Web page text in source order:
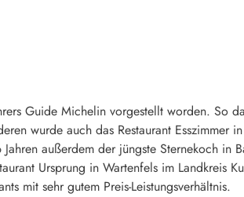
Guide Michelin vorgestellt worden. So
wurde auch das Restaurant Esszimmer
außerdem der jüngste Sternekoch in
Ursprung in Wartenfels im Landkreis
mit sehr gutem Preis-Leistungsverhältnis.